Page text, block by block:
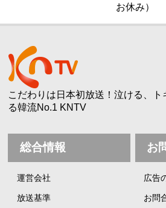
お休み）
こだわりは日本初放送！泣ける、
る韓流No.1 KNTV
総合情報
運営会社
放送基準
お
広告
お問